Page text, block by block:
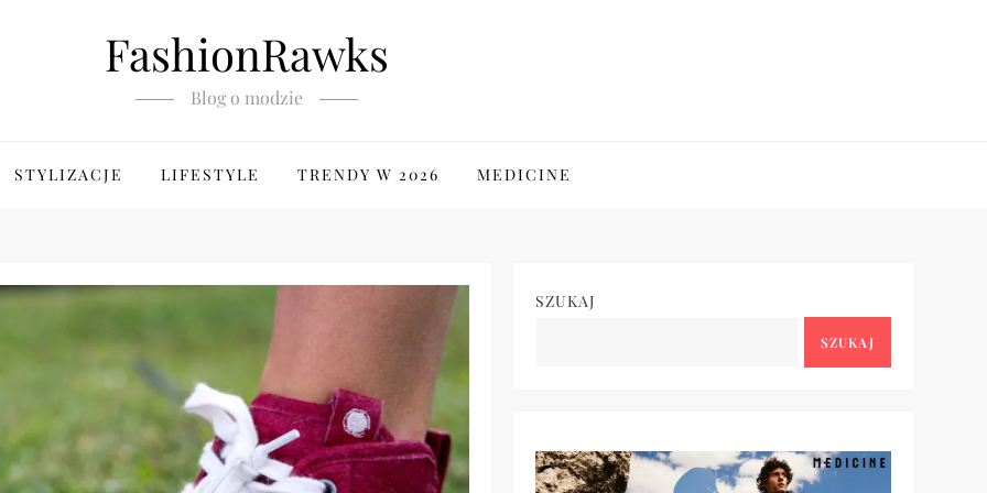
FashionRawks
Blog o modzie
STYLIZACJE LIFESTYLE TRENDY W 2026 MEDICINE
SZUKAJ
SZUKAJ